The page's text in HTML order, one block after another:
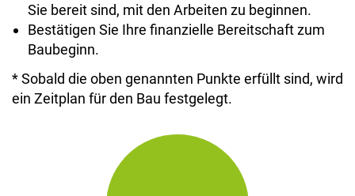
Sie bereit sind, mit den Arbeiten zu beginnen.
Bestätigen Sie Ihre finanzielle Bereitschaft zum
Baubeginn.
* Sobald die oben genannten Punkte erfüllt sind, wird
ein Zeitplan für den Bau festgelegt.